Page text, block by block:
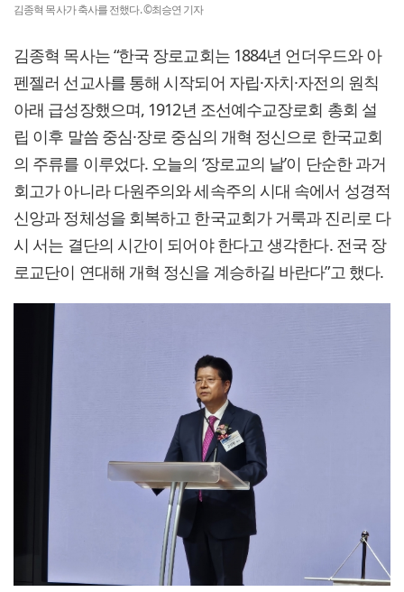
김종혁 목사가 축사를 전했다. ©최승연 기자
김종혁 목사는 “한국 장로교회는 1884년 언더우드와 아
펜젤러 선교사를 통해 시작되어 자립·자치·자전의 원칙
아래 급성장했으며, 1912년 조선예수교장로회 총회 설
립 이후 말씀 중심·장로 중심의 개혁 정신으로 한국교회
의 주류를 이루었다. 오늘의 ‘장로교의 날’이 단순한 과거
회고가 아니라 다원주의와 세속주의 시대 속에서 성경적
신앙과 정체성을 회복하고 한국교회가 거룩과 진리로 다
시 서는 결단의 시간이 되어야 한다고 생각한다. 전국 장
로교단이 연대해 개혁 정신을 계승하길 바란다”고 했다.